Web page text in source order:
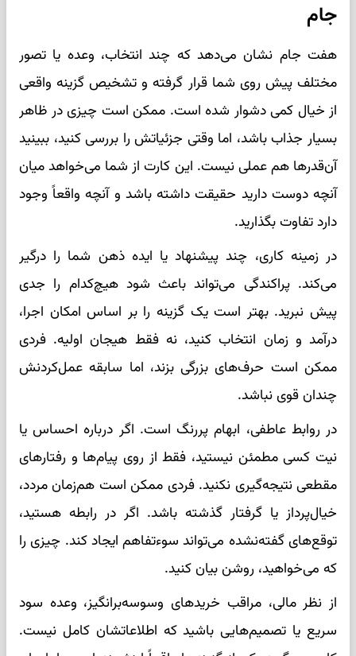
جام
هفت جام نشان می‌دهد که چند انتخاب، وعده یا تصور
مختلف پیش روی شما قرار گرفته و تشخیص گزینه واقعی
از خیال کمی دشوار شده است. ممکن است چیزی در ظاهر
بسیار جذاب باشد، اما وقتی جزئیاتش را بررسی کنید، ببینید
آن‌قدرها هم عملی نیست. این کارت از شما می‌خواهد میان
آنچه دوست دارید حقیقت داشته باشد و آنچه واقعاً وجود
دارد تفاوت بگذارید.
در زمینه کاری، چند پیشنهاد یا ایده ذهن شما را درگیر
می‌کند. پراکندگی می‌تواند باعث شود هیچ‌کدام را جدی
پیش نبرید. بهتر است یک گزینه را بر اساس امکان اجرا،
درآمد و زمان انتخاب کنید، نه فقط هیجان اولیه. فردی
ممکن است حرف‌های بزرگی بزند، اما سابقه عمل‌کردنش
چندان قوی نباشد.
در روابط عاطفی، ابهام پررنگ است. اگر درباره احساس یا
نیت کسی مطمئن نیستید، فقط از روی پیام‌ها و رفتارهای
مقطعی نتیجه‌گیری نکنید. فردی ممکن است هم‌زمان مردد،
خیال‌پرداز یا گرفتار گذشته باشد. اگر در رابطه هستید،
توقع‌های گفته‌نشده می‌تواند سوءتفاهم ایجاد کند. چیزی را
که می‌خواهید، روشن بیان کنید.
از نظر مالی، مراقب خریدهای وسوسه‌برانگیز، وعده سود
سریع یا تصمیم‌هایی باشید که اطلاعاتشان کامل نیست.